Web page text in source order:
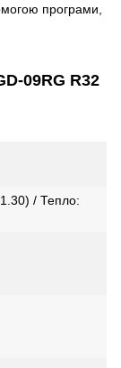
програми,
09RG R32
/ Тепло: